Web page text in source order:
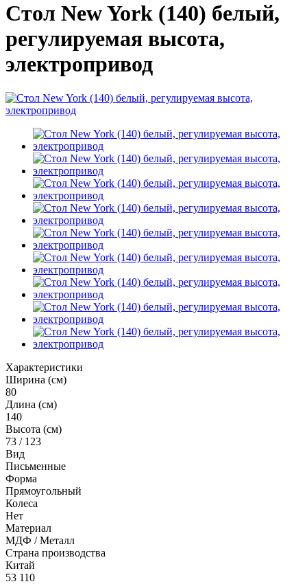
Стол New York (140) белый,
регулируемая высота,
электропривод
Характеристики
Ширина (см)
80
Длина (см)
140
Высота (см)
73 / 123
Вид
Письменные
Форма
Прямоугольный
Колеса
Нет
Материал
МДФ / Металл
Страна производства
Китай
53 110